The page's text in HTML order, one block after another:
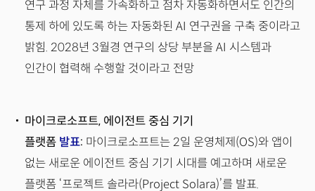
연구 과정 자체를 가속화하고 점차 자동화하면서도 인간의
통제 하에 있도록 하는 자동화된 AI 연구권을 구축 중이라고
밝힘. 2028년 3월경 연구의 상당 부분을 AI 시스템과
인간이 협력해 수행할 것이라고 전망
마이크로소프트, 에이전트 중심 기기
플랫폼 발표: 마이크로소프트는 2일 운영체제(OS)와 앱이
없는 새로운 에이전트 중심 기기 시대를 예고하며 새로운
플랫폼 ‘프로젝트 솔라라(Project Solara)’를 발표.